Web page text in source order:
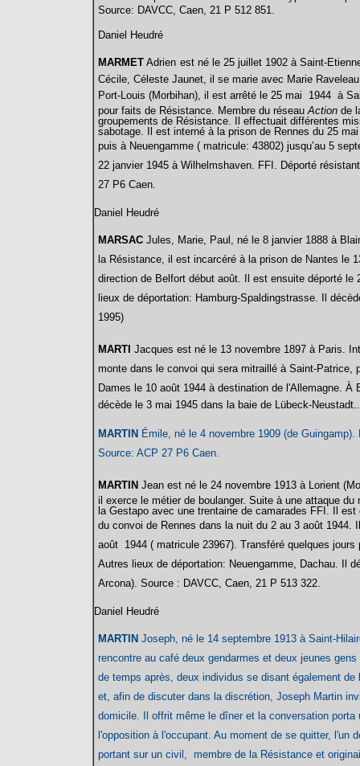
Source: DAVCC, Caen, 21 P 512 851.
Daniel Heudré
MARMET Adrien est né le 25 juillet 1902 à Saint-
Cécile, Céleste Jaunet, il se marie avec Marie
Port-Louis (Morbihan), il est arrêté le 25 mai 1944 à
pour faits de Résistance. Membre du réseau Action de
groupements de Résistance. Il effectuait différentes
sabotage. Il est interné à la prison de Rennes du 25
puis à Neuengamme ( matricule: 43802) jusqu’au 5
22 janvier 1945 à Wilhelmshaven. FFI. Déporté
27 P6 Caen.
Daniel Heudré
MARSAC Jules, Marie, Paul, né le 8 janvier 1888 à
la Résistance, il est incarcéré à la prison de Nantes le
direction de Belfort début août. Il est ensuite déporté
lieux de déportation: Hamburg-Spaldingstrasse. Il
1995)
MARTI Jacques est né le 13 novembre 1897 à Paris.
monte dans le convoi qui sera mitraillé à Saint-Patrice,
Dames le 10 août 1944 à destination de l'Allemagne. À
décède le 3 mai 1945 dans la baie de Lübeck-Neustadt..
MARTIN Émile, né le 4 novembre 1909 (de
Source: ACP 27 P6 Caen.
MARTIN Jean est né le 24 novembre 1913 à Lorient
il exerce le métier de boulanger. Suite à une attaque
la Gestapo avec une trentaine de camarades FFI. Il
du convoi de Rennes dans la nuit du 2 au 3 août
août 1944 ( matricule 23967). Transféré quelques
Autres lieux de déportation: Neuengamme, Dachau. Il
Arcona). Source : DAVCC, Caen, 21 P 513 322.
Daniel Heudré
MARTIN Joseph, né le 14 septembre 1913 à Saint-
rencontre au café deux gendarmes et deux jeunes
de temps après, deux individus se disant également
et, afin de discuter dans la discrétion, Joseph Martin
domicile. Il offrit même le dîner et la conversation porta
l'opposition à l'occupant. Au moment de se quitter, l'un
portant sur un civil, membre de la Résistance et